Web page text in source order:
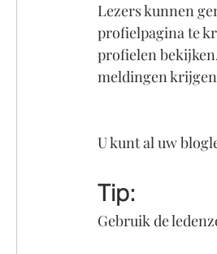
Lezers kunnen
profielpagina te
profielen
meldingen
U kunt al uw
Tip:
Gebruik de